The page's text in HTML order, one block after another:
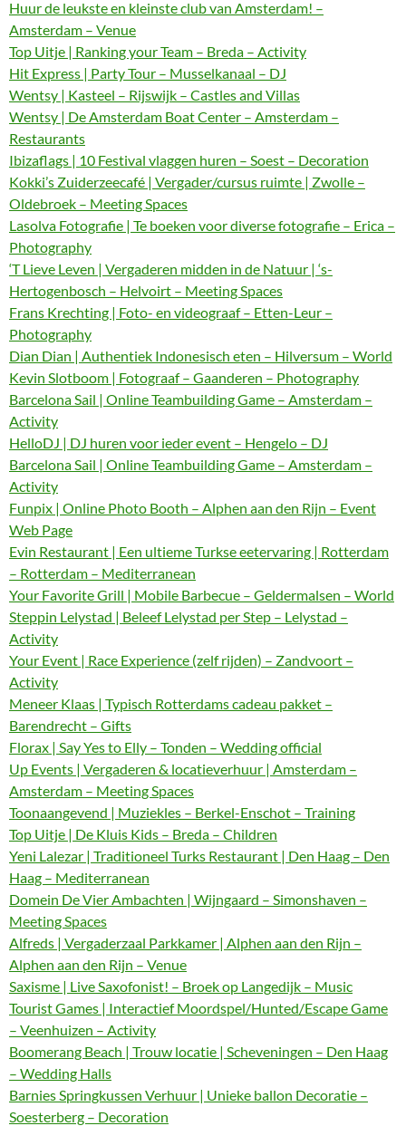
Huur de leukste en kleinste club van Amsterdam! –
Amsterdam – Venue
Top Uitje | Ranking your Team – Breda – Activity
Hit Express | Party Tour – Musselkanaal – DJ
Wentsy | Kasteel – Rijswijk – Castles and Villas
Wentsy | De Amsterdam Boat Center – Amsterdam –
Restaurants
Ibizaflags | 10 Festival vlaggen huren – Soest – Decoration
Kokki’s Zuiderzeecafé | Vergader/cursus ruimte | Zwolle –
Oldebroek – Meeting Spaces
Lasolva Fotografie | Te boeken voor diverse fotografie – Erica –
Photography
‘T Lieve Leven | Vergaderen midden in de Natuur | ‘s-
Hertogenbosch – Helvoirt – Meeting Spaces
Frans Krechting | Foto- en videograaf – Etten-Leur –
Photography
Dian Dian | Authentiek Indonesisch eten – Hilversum – World
Kevin Slotboom | Fotograaf – Gaanderen – Photography
Barcelona Sail | Online Teambuilding Game – Amsterdam –
Activity
HelloDJ | DJ huren voor ieder event – Hengelo – DJ
Barcelona Sail | Online Teambuilding Game – Amsterdam –
Activity
Funpix | Online Photo Booth – Alphen aan den Rijn – Event
Web Page
Evin Restaurant | Een ultieme Turkse eetervaring | Rotterdam
– Rotterdam – Mediterranean
Your Favorite Grill | Mobile Barbecue – Geldermalsen – World
Steppin Lelystad | Beleef Lelystad per Step – Lelystad –
Activity
Your Event | Race Experience (zelf rijden) – Zandvoort –
Activity
Meneer Klaas | Typisch Rotterdams cadeau pakket –
Barendrecht – Gifts
Florax | Say Yes to Elly – Tonden – Wedding official
Up Events | Vergaderen & locatieverhuur | Amsterdam –
Amsterdam – Meeting Spaces
Toonaangevend | Muziekles – Berkel-Enschot – Training
Top Uitje | De Kluis Kids – Breda – Children
Yeni Lalezar | Traditioneel Turks Restaurant | Den Haag – Den
Haag – Mediterranean
Domein De Vier Ambachten | Wijngaard – Simonshaven –
Meeting Spaces
Alfreds | Vergaderzaal Parkkamer | Alphen aan den Rijn –
Alphen aan den Rijn – Venue
Saxisme | Live Saxofonist! – Broek op Langedijk – Music
Tourist Games | Interactief Moordspel/Hunted/Escape Game
– Veenhuizen – Activity
Boomerang Beach | Trouw locatie | Scheveningen – Den Haag
– Wedding Halls
Barnies Springkussen Verhuur | Unieke ballon Decoratie –
Soesterberg – Decoration